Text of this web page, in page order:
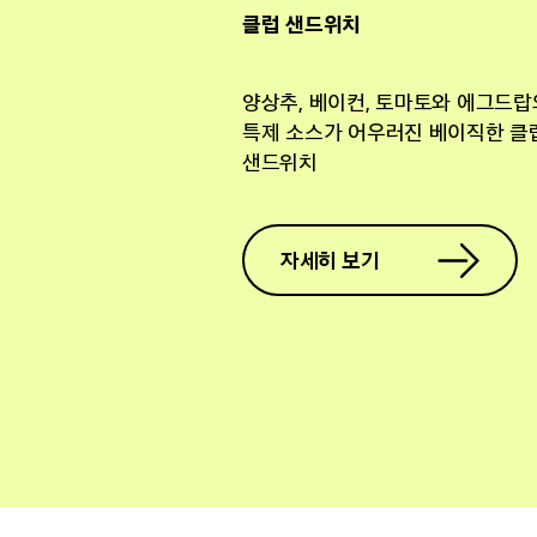
클럽 샌드위치
양상추, 베이컨, 토마토와 에그드랍
특제 소스가 어우러진 베이직한 클
샌드위치
자세히 보기